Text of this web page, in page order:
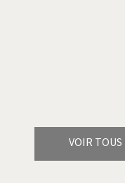
VOIR TOUS